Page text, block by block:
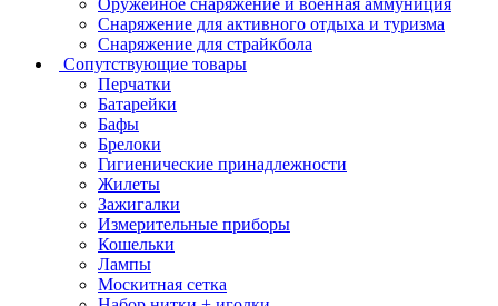
Оружейное снаряжение и военная аммуниция
Снаряжение для активного отдыха и туризма
Снаряжение для страйкбола
Сопутствующие товары
Перчатки
Батарейки
Бафы
Брелоки
Гигиенические принадлежности
Жилеты
Зажигалки
Измерительные приборы
Кошельки
Лампы
Москитная сетка